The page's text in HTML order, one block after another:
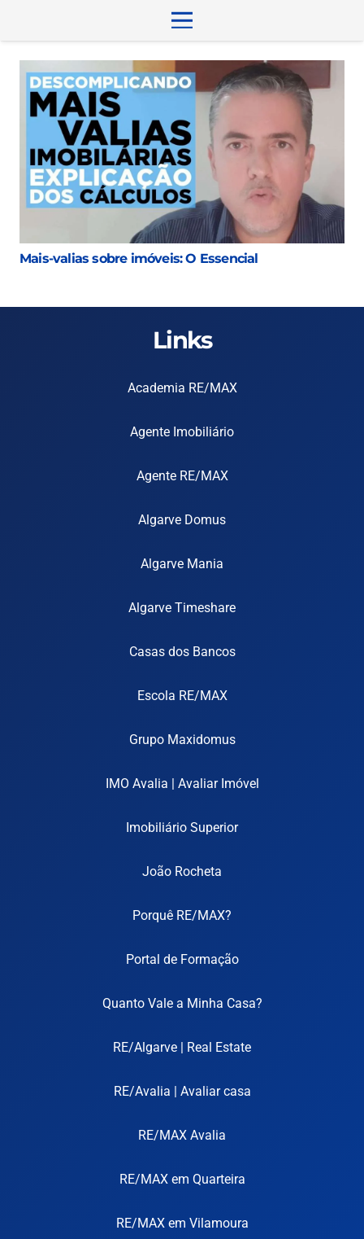
Mais-valias sobre imóveis: O Essencial
Links
Academia RE/MAX
Agente Imobiliário
Agente RE/MAX
Algarve Domus
Algarve Mania
Algarve Timeshare
Casas dos Bancos
Escola RE/MAX
Grupo Maxidomus
IMO Avalia | Avaliar Imóvel
Imobiliário Superior
João Rocheta
Porquê RE/MAX?
Portal de Formação
Quanto Vale a Minha Casa?
RE/Algarve | Real Estate
RE/Avalia | Avaliar casa
RE/MAX Avalia
RE/MAX em Quarteira
RE/MAX em Vilamoura